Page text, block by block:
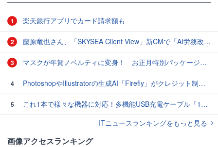
1 楽天銀行アプリでカード請求額も
2 藤原竜也さん、「SKYSEA Client View」新CMで「AI労務改善」をアピール 働き方をAIが分析したら「すぐに休んで」と言われる？
3 マスクが年賀ノベルティに変身！ お正月特別パッケージの注文受付開始
4 PhotoshopやIllustratorの生成AI「Firefly」がクレジット制を導入し有料プランでも画像生成枚数が制限されるように
5
これ1本で様々な機器に対応！多機能USB充電ケーブル「10in1オクトパスケーブル」【カリスマ店長の一押し】
ITニュースランキングをもっと見る
画像アクセスランキング